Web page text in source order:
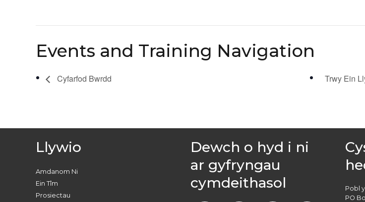
Events and Training Navigation
Cyfarfod Bwrdd Trwy Ein
Llywio
Amdanom Ni
Ein Tîm
Prosiectau
Dewch o hyd i ni
ar gyfryngau
cymdeithasol
Pobl
PO